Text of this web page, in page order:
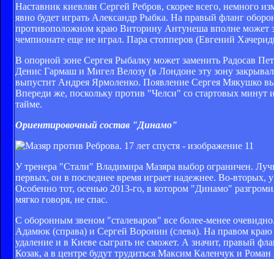
Наставник киевлян Сергей Ребров, скорее всего, немного
явно будет играть Александр Рыбка. На правый фланг
противоположном краю Виторину Антунеша вполне может
чемпионате еще не играл. Пара стопперов (Евгений
В опорной зоне Сергея Рыбалку может заменить Радосав
Денис Гармаш и Мигел Велозу (в Лондоне эту зону
выпустит Андрея Ярмоленко. Появление Сергея Мякушко
Впереди же, поскольку против "Челси" со стартовых
тайме.
Ориентировочный состав "Динамо"
У тренера "Стали" Владимира Мазяра выбор ограничен.
первых, он в последнее время играет надежнее. Во-
Особенно тот, осенью 2013-го, в котором "Динамо"
мягко говоря, не спас.
С оборонным звеном "сталеваров" все более-менее
Адамюк (справа) и Сергей Воронин (слева). На правом
удаление и в Киеве сыграть не сможет. А значит, правый
Козак, а в центре будут трудиться Максим Каленчук и